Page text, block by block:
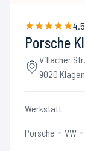
4.5
Porsche
Villacher
9020
Werkstatt
Porsche VW